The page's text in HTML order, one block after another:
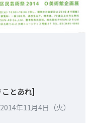
とあれ]
年11月4日（火）